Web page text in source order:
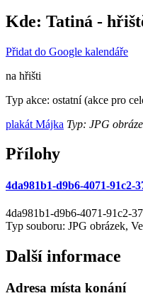
Kde: Tatiná -
Přidat do Google kalendáře
na hřišti
Typ akce: ostatní (akce pro
plakát Májka Typ: JPG
Přílohy
4da981b1-d9b6-4071-91c2-
4da981b1-d9b6-4071-91c2-
Typ souboru: JPG obrázek,
Další informace
Adresa místa konání